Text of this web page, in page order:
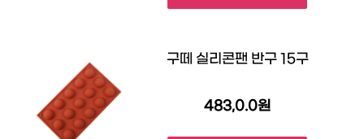
구떼 실리콘팬 반구 15구
483,0.0원